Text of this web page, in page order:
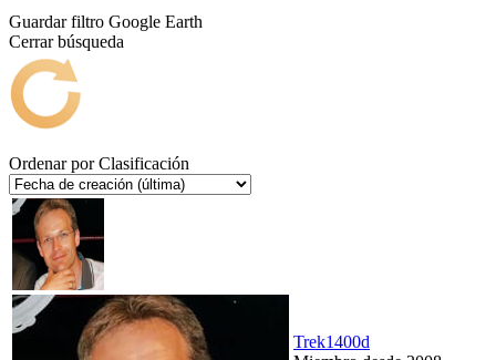
Guardar filtro Google Earth
Cerrar búsqueda
Ordenar por Clasificación
Trek1400d